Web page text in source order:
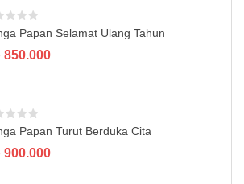
Papan Selamat Ulang Tahun
850.000
Papan Turut Berduka Cita
900.000